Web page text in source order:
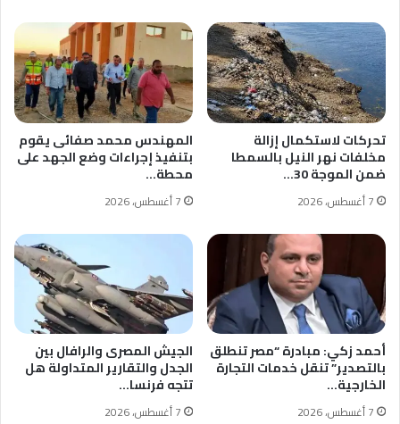
تحركات لاستكمال إزالة
مخلفات نهر النيل بالسمطا
ضمن الموجة 30…
7 أغسطس، 2026
المهندس محمد صفائى يقوم
بتنفيذ إجراءات وضع الجهد على
محطة…
7 أغسطس، 2026
أحمد زكي: مبادرة “مصر تنطلق
بالتصدير” تنقل خدمات التجارة
الخارجية…
7 أغسطس، 2026
الجيش المصرى والرافال بين
الجدل والتقارير المتداولة هل
تتجه فرنسا…
7 أغسطس، 2026